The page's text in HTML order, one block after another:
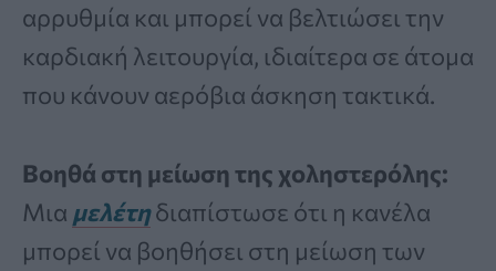
αρρυθμία και μπορεί να βελτιώσει την
καρδιακή λειτουργία, ιδιαίτερα σε άτομα
που κάνουν αερόβια άσκηση τακτικά.
Βοηθά στη μείωση της χοληστερόλης:
Μια μελέτηδιαπίστωσε ότι η κανέλα
μπορεί να βοηθήσει στη μείωση των